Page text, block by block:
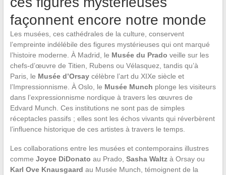
façonnent encore notre monde
Les musées, ces cathédrales de la culture, conservent
l’empreinte indélébile des figures mystérieuses qui ont marqué
l’histoire moderne. À Madrid, le Musée du Prado veille sur les
chefs-d’œuvre de Titien, Rubens ou Vélasquez, tandis qu’à
Paris, le Musée d’Orsaycélèbre l’art du XIXe siècle et
l’Impressionnisme. À Oslo, le Musée Munch plonge les visiteurs
dans l’expressionnisme nordique à travers les œuvres de
Edvard Munch. Ces institutions ne sont pas de simples
réceptacles passifs ; elles sont les échos vivants qui réverbèrent
l’influence historique de ces artistes à travers le temps.
Les collaborations entre les musées et contemporains illustres
comme Joyce DiDonato au Prado, Sasha Waltzà Orsay ou
Karl Ove Knausgaard au Musée Munch, témoignent de la